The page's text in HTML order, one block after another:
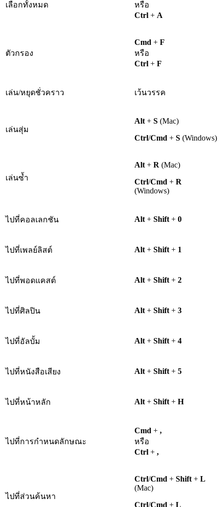
เลือกทั้งหมด
หรือ
Ctrl + A
ตัวกรอง
Cmd + F
หรือ
Ctrl + F
เล่น/หยุดชั่วคราว เว้นวรรค
เล่นสุ่ม
Alt + S (Mac)
Ctrl/Cmd + S (Windows)
เล่นซ้ำ
Alt + R (Mac)
Ctrl/Cmd + R
(Windows)
ไปที่คอลเลกชัน Alt + Shift + 0
ไปที่เพลย์ลิสต์ Alt + Shift + 1
ไปที่พอดแคสต์ Alt + Shift + 2
ไปที่ศิลปิน Alt + Shift + 3
ไปที่อัลบั้ม Alt + Shift + 4
ไปที่หนังสือเสียง Alt + Shift + 5
ไปที่หน้าหลัก Alt + Shift + H
ไปที่การกำหนดลักษณะ
Cmd + ,
หรือ
Ctrl + ,
ไปที่ส่วนค้นหา
Ctrl/Cmd + Shift + L
(Mac)
Ctrl/Cmd + L